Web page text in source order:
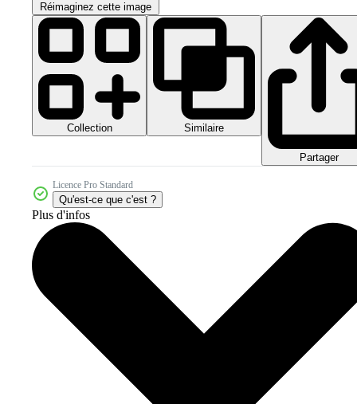
Réimaginez cette image
Collection Similaire
Partager
Licence Pro Standard
Qu'est-ce que c'est ?
Plus d'infos